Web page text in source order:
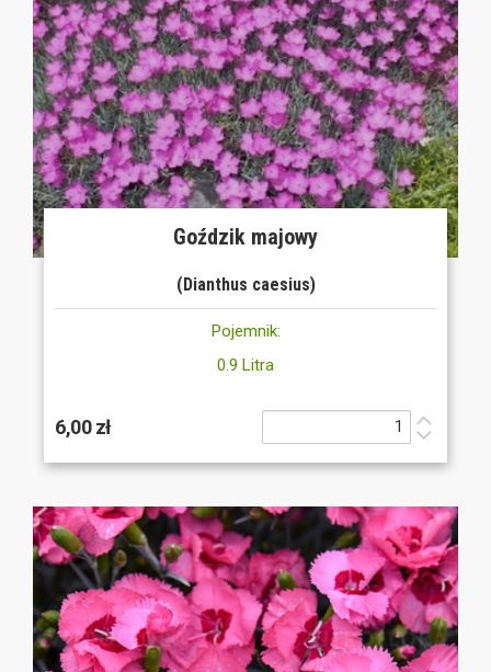
Goździk majowy
(Dianthus caesius)
Pojemnik:
0.9 Litra
6,00 zł